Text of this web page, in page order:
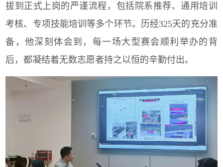
拔到正式上岗的严谨流程，包括院系推荐、通用培训
考核、专项技能培训等多个环节。历经325天的充分准
备，他深刻体会到，每一场大型赛会顺利举办的背
后，都凝结着无数志愿者持之以恒的辛勤付出。